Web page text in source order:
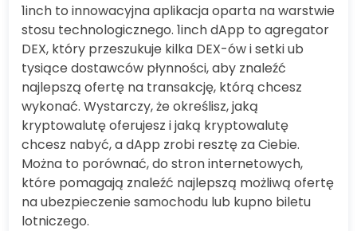
1inch to innowacyjna aplikacja oparta na warstwie
stosu technologicznego. 1inch dApp to agregator
DEX, który przeszukuje kilka DEX-ów i setki ub
tysiące dostawców płynności, aby znaleźć
najlepszą ofertę na transakcję, którą chcesz
wykonać. Wystarczy, że określisz, jaką
kryptowalutę oferujesz i jaką kryptowalutę
chcesz nabyć, a dApp zrobi resztę za Ciebie.
Można to porównać, do stron internetowych,
które pomagają znaleźć najlepszą możliwą ofertę
na ubezpieczenie samochodu lub kupno biletu
lotniczego.